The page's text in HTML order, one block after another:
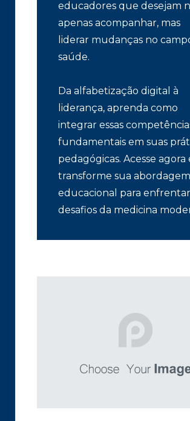
educadores que desejam
apenas acompanhar, mas
liderar mudanças no
saúde.
Da alfabetização digital à
liderança, aprenda como
integrar essas
fundamentais em suas
pedagógicas. Acesse agora
transforme sua abordagem
educacional para
desafios da medicina